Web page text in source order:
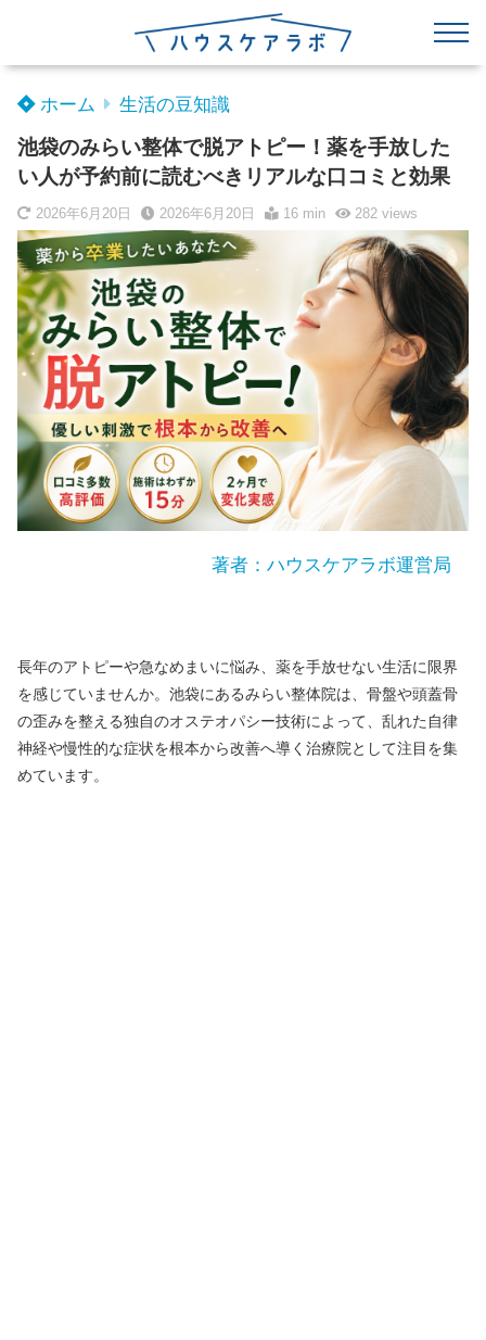
ホーム 生活の豆知識
池袋のみらい整体で脱アトピー！薬を手放した
い人が予約前に読むべきリアルな口コミと効果
2026年6月20日 2026年6月20日 16 min 282views
著者：ハウスケアラボ運営局
長年のアトピーや急なめまいに悩み、薬を手放せない生活に限界
を感じていませんか。池袋にあるみらい整体院は、骨盤や頭蓋骨
の歪みを整える独自のオステオパシー技術によって、乱れた自律
神経や慢性的な症状を根本から改善へ導く治療院として注目を集
めています。